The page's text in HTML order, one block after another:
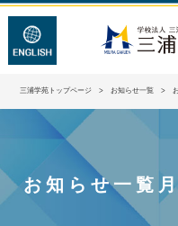
三浦学苑トップページ >お知らせ一覧 > お
お知らせ一覧